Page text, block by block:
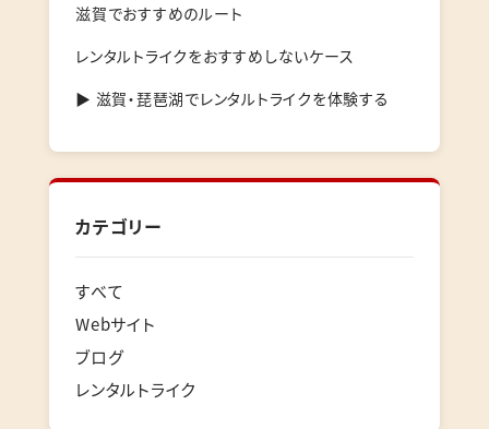
滋賀でおすすめのルート
レンタルトライクをおすすめしないケース
▶ 滋賀・琵琶湖でレンタルトライクを体験する
カテゴリー
すべて
Webサイト
ブログ
レンタルトライク